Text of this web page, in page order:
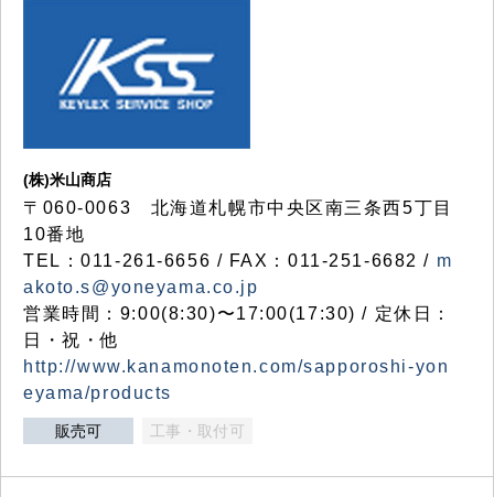
(株)米山商店
〒060-0063 北海道札幌市中央区南三条西5丁目
10番地
TEL：011-261-6656 / FAX：011-251-6682 / m
akoto.s@yoneyama.co.jp
営業時間：9:00(8:30)〜17:00(17:30) / 定休日：
日・祝・他
http://www.kanamonoten.com/sapporoshi-yon
eyama/products
販売可 工事・取付可